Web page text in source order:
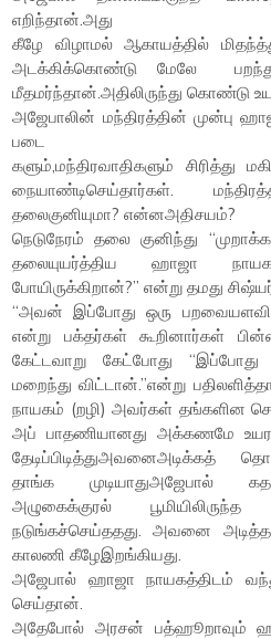
எறிந்தான்.அது
கீழே விழாமல் ஆகாயத்தில்
அடக்கிக்கொண்டு மேலே
மீதமர்ந்தான்.அதிலிருந்து கொண்டு
அஜேபாலின் மந்திரத்தின் முன்பு
படை
களும்,மந்திரவாதிகளும் சிரித்து
நையாண்டிசெய்தார்கள்.
தலைகுனியுமா? என்னஅதிசயம்?
நெடுநேரம் தலை குனிந்து
தலையுயர்த்திய ஹாஜா
போயிருக்கிறான்?” என்று தமது
“அவன்​ இப்போது ஒரு பறவையளவில்
என்று பக்தர்கள் கூறினார்கள்
கேட்டவாறு கேட்போது
மறைந்து விட்டான்.”என்று
நாயகம் (றழி) அவர்கள் தங்களின
அப் பாதணியானது அக்கணமே​
தேடிப்பிடித்துஅவனைஅடிக்கத்
தாங்க முடியாதுஅஜேபால்
அழுகைக்குரல்
நடுங்கச்செய்ததது. அவனை
காலணி கீழேஇறங்கியது.
அஜேபால் ஹாஜா நாயகத்திடம்
செய்தான்.
அதேபோல் அரசன் பத்ஹூறாவும்